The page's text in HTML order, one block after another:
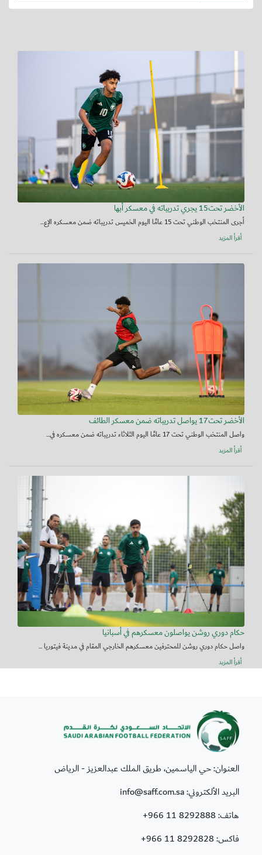
الأخضر تحت15 يجري تدريباته في معسكر أبها
أجرى المنتخب الوطني تحت 15 عامًا اليوم الخميس تدريباته ضمن معسكره الإع...
أقرأ المزيد
الأخضر تحت17 يواصل تدريباته ضمن معسكر الطائف
واصل المنتخب الوطني تحت 17 عامًا اليوم الثلاثاء تدريباته ضمن معسكره في...
أقرأ المزيد
حكام دوري روشن يواصلون معسكرهم في أسبانيا
واصل حكام دوري روشن للمحترفين معسكرهم الخارجي المقام في مدينة فيتوريا ...
أقرأ المزيد
العنوان: حي الياسمين، طريق الملك عبدالعزيز - الرياض
البريد الألكتروني: info@saff.com.sa
هاتف:+966 11 8292888
فاكس:+966 11 8292828